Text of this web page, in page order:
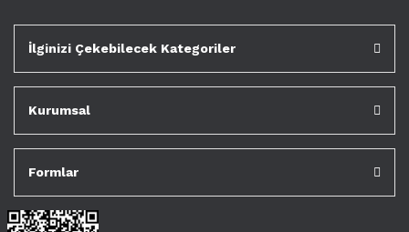
İlginizi Çekebilecek Kategoriler
Kurumsal
Formlar